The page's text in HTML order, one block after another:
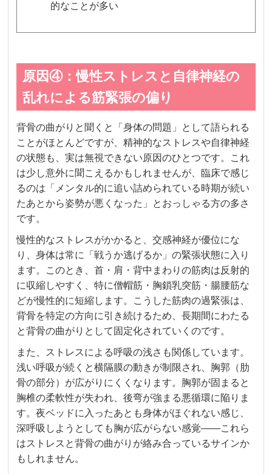
的なことが多い
原因④：慢性ストレスと自律神経の
乱れによる筋緊張の偏り
背骨の曲がりと聞くと「身体の問題」として語られる
ことがほとんどですが、精神的なストレスや自律神経
の状態も、実は無視できない原因のひとつです。これ
は少し意外に聞こえるかもしれませんが、臨床で感じ
るのは「メンタル的に追い詰められている時期が続い
たあとから姿勢が悪くなった」とおっしゃる方の多さ
です。
慢性的なストレスがかかると、交感神経が優位にな
り、身体は常に「戦うか逃げるか」の緊張状態に入り
ます。このとき、首・肩・背中まわりの筋肉は反射的
に収縮しやすく、特に僧帽筋・胸鎖乳突筋・腸腰筋な
どが慢性的に短縮します。こうした筋肉の過緊張は、
背骨を特定の方向に引き続けるため、長期間にわたる
と背骨の曲がりとして固定化されていくのです。
また、ストレスによる呼吸の浅さも関係しています。
浅い呼吸が続くと横隔膜の動きが制限され、胸郭（肋
骨の部分）が広がりにくくなります。胸郭が固まると
胸椎の柔軟性が失われ、後弯が強まる悪循環に陥りま
す。夜ベッドに入ったあとも身体がほぐれない感じ、
深呼吸しようとしても胸が広がらない感覚——これら
はストレスと背骨の曲がりが絡み合っているサインか
もしれません。